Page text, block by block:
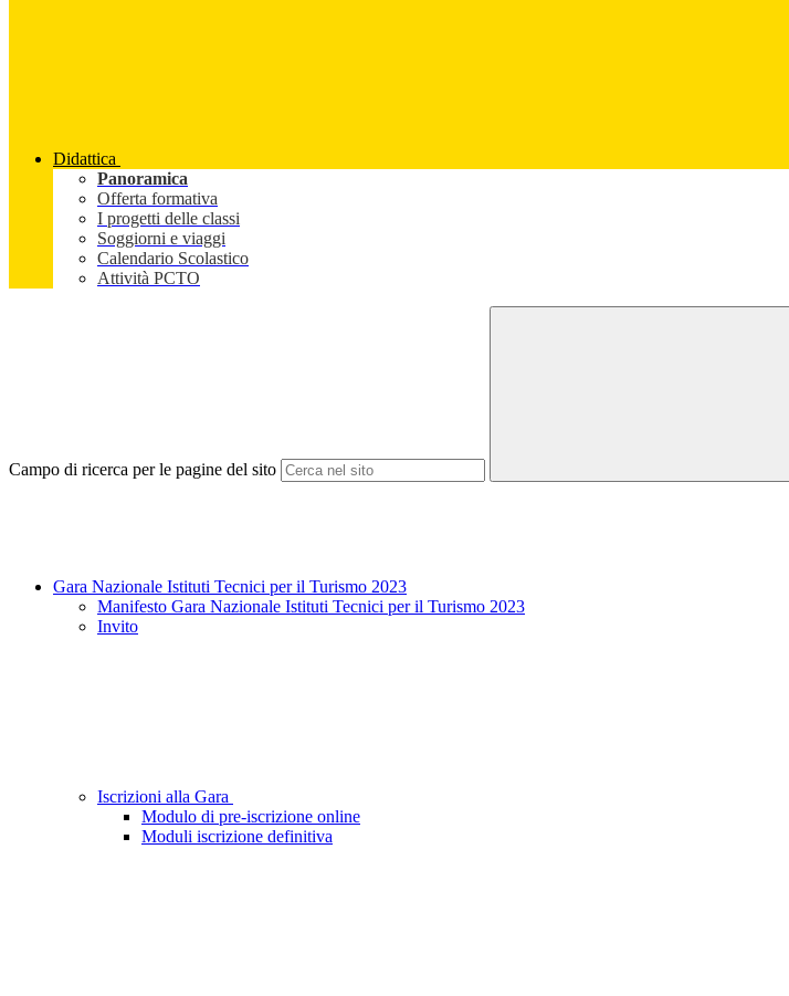
Didattica
Panoramica
Offerta formativa
I progetti delle classi
Soggiorni e viaggi
Calendario Scolastico
Attività PCTO
Campo di ricerca per le pagine del sito
Gara Nazionale Istituti Tecnici per il Turismo 2023
Manifesto Gara Nazionale Istituti Tecnici per il Turismo 2023
Invito
Iscrizioni alla Gara
Modulo di pre-iscrizione online
Moduli iscrizione definitiva